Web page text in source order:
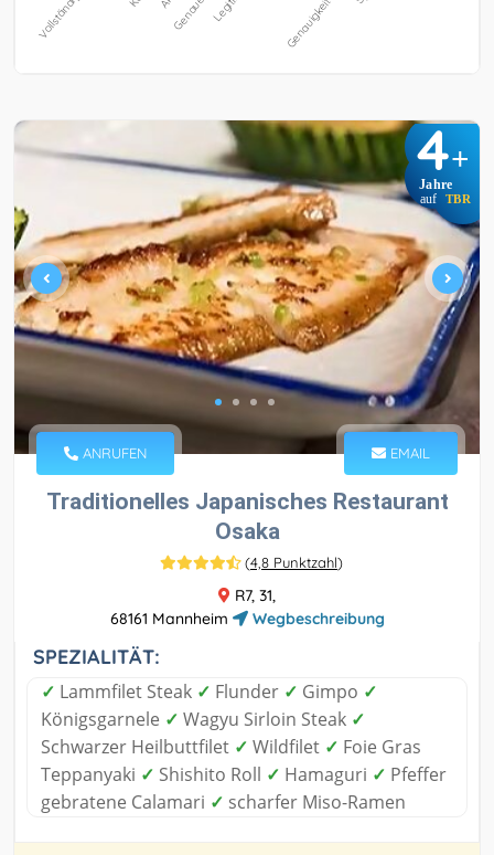
4+
Jahre
auf TBR
ANRUFEN EMAIL
Traditionelles Japanisches Restaurant
Osaka
(4,8 Punktzahl)
R7, 31,
68161 Mannheim
Wegbeschreibung
SPEZIALITÄT:
✓ Lammfilet Steak ✓ Flunder ✓ Gimpo ✓
Königsgarnele ✓ Wagyu Sirloin Steak ✓
Schwarzer Heilbuttfilet ✓ Wildfilet ✓ Foie Gras
Teppanyaki ✓ Shishito Roll ✓ Hamaguri ✓ Pfeffer
gebratene Calamari ✓ scharfer Miso-Ramen